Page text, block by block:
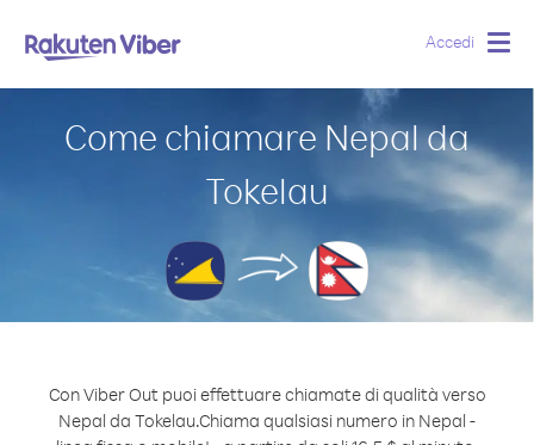
Accedi
Come chiamare Nepal da
Tokelau
Con Viber Out puoi effettuare chiamate di qualità verso
Nepal da Tokelau.Chiama qualsiasi numero in Nepal -